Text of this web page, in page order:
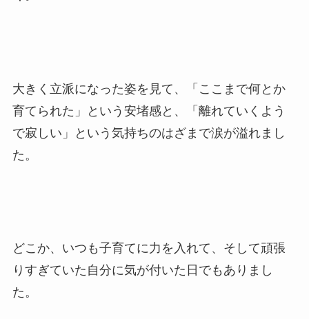
大きく立派になった姿を見て、「ここまで何とか
育てられた」という安堵感と、「離れていくよう
で寂しい」という気持ちのはざまで涙が溢れまし
た。
どこか、いつも子育てに力を入れて、そして頑張
りすぎていた自分に気が付いた日でもありまし
た。